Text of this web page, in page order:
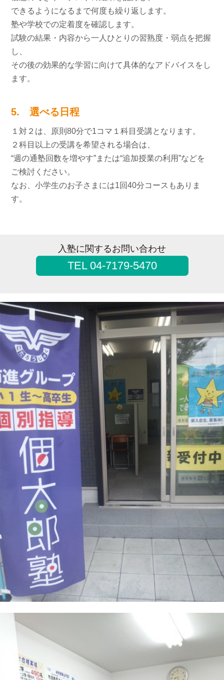
できるようになるまで何度も繰り返します。
塾や学校での定着度を確認します。
試験の結果・内容から一人ひとりの習熟度・弱点を把握
し、
その後の効果的な学習に向けて具体的なアドバイスをし
ます。
5. 選べる日程
１対２は、原則80分で1コマ１科目受講となります。
２科目以上の受講を希望される場合は、
“週の通塾回数を増やす”または“追加授業の利用”などを
ご検討ください。
なお、小学生のお子さまには1回40分コースもありま
す。
入塾に関するお問い合わせ
TEL 04-7179-5470